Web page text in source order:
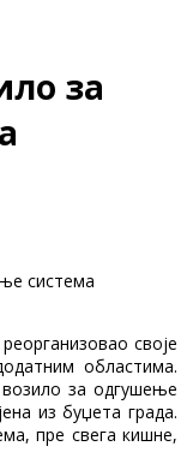
за
система
своје
областима.
за одгушење
из буџета града.
пре свега кишне,